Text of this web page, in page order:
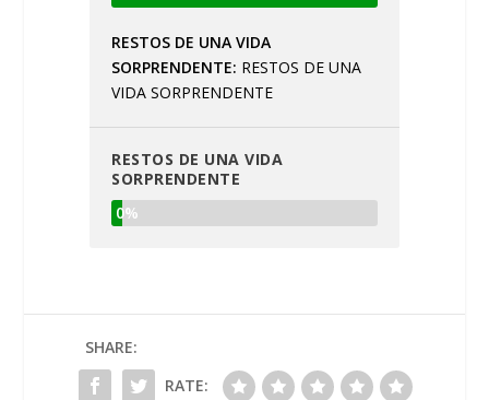
RESTOS DE UNA VIDA
SORPRENDENTE RESTOS DE UNA
VIDA SORPRENDENTE
RESTOS DE UNA VIDA
SORPRENDENTE
0%
SHARE:
RATE: